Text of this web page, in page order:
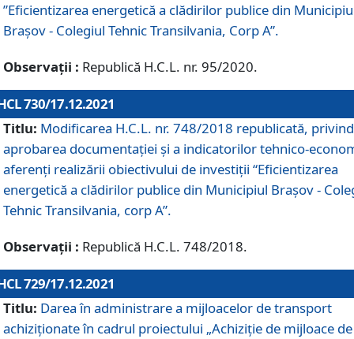
”Eficientizarea energetică a clădirilor publice din
Brașov - Colegiul Tehnic Transilvania, Corp A”.
Observații : Republică H.C.L. nr. 95/2020.
730/17.12.2021
Titlu: Modificarea H.C.L. nr. 748/2018 republicată, privind
aprobarea documentației și a indicatorilor tehnico-
aferenți realizării obiectivului de investiții “Eficientizarea
energetică a clădirilor publice din Municipiul Brașov -
Tehnic Transilvania, corp A”.
Observații : Republică H.C.L. 748/2018.
729/17.12.2021
Titlu: Darea în administrare a mijloacelor de transport
achiziționate în cadrul proiectului „Achiziţie de mijloace de